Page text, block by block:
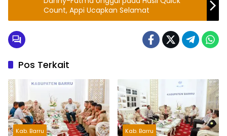
Count, Appi Ucapkan Selamat
Pos Terkait
Kab. Barru Kab. Barru